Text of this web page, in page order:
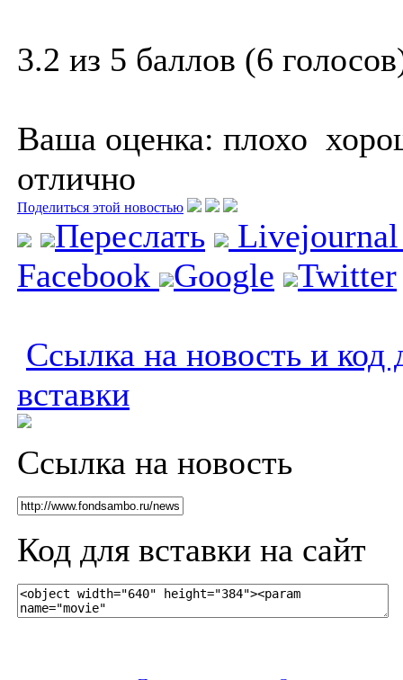
3.2 из 5 баллов (6
Ваша оценка: плохо
отлично
Поделиться этой новостью
Переслать
Facebook
Google Twitter
Ссылка на новость и код
вставки
Ссылка на новость
Код для вставки на сайт